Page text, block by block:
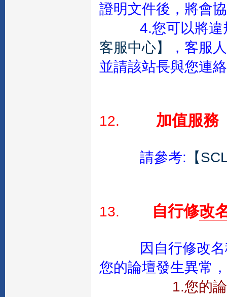
證明文件後，將會
4.您可以將
客服中心】
，客服
並請該站長與您連
12. 加值服務
請參考: 【
13. 自行修改
因自行修改
您的論壇發生異常
1.您的論壇